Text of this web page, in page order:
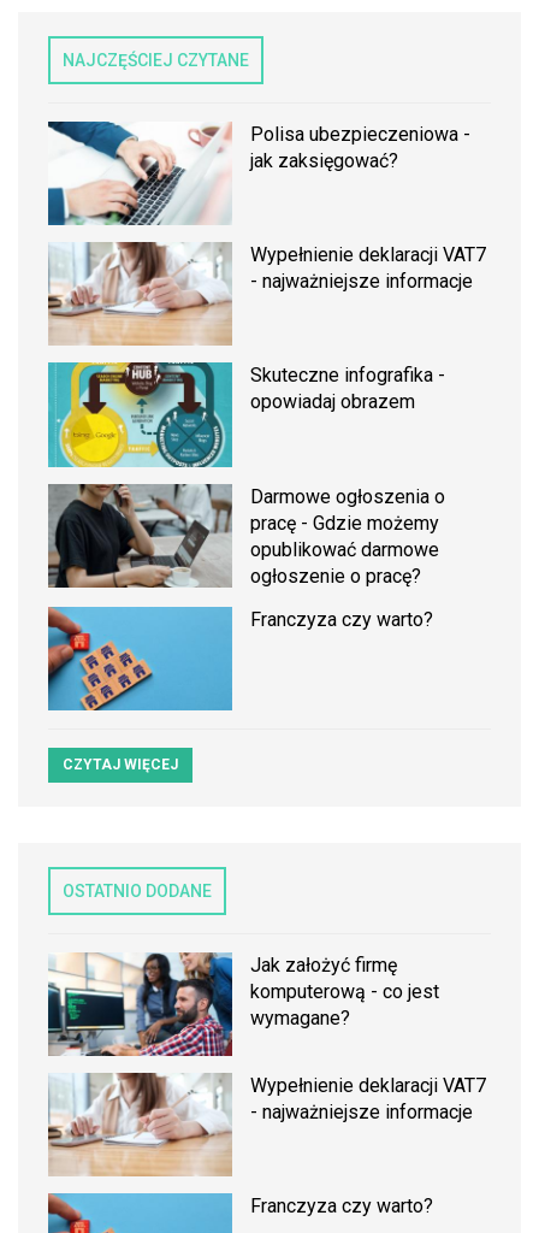
NAJCZĘŚCIEJ CZYTANE
Polisa ubezpieczeniowa -
jak zaksięgować?
Wypełnienie deklaracji VAT7
- najważniejsze informacje
Skuteczne infografika -
opowiadaj obrazem
Darmowe ogłoszenia o
pracę - Gdzie możemy
opublikować darmowe
ogłoszenie o pracę?
Franczyza czy warto?
CZYTAJ WIĘCEJ
OSTATNIO DODANE
Jak założyć firmę
komputerową - co jest
wymagane?
Wypełnienie deklaracji VAT7
- najważniejsze informacje
Franczyza czy warto?